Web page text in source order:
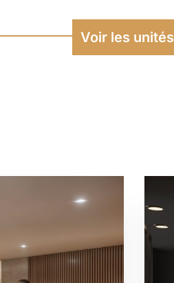
Voir les unités